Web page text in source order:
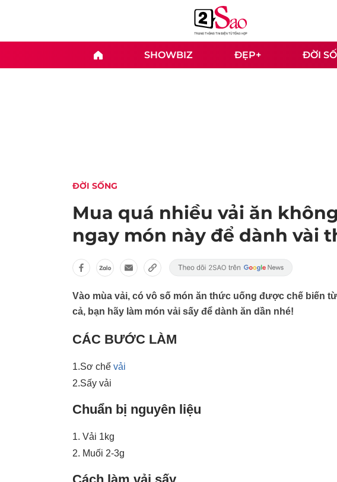
SHOWBIZ ĐẸP+ ĐỜI
ĐỜI SỐNG
Mua quá nhiều vải ăn
ngay món này để dành vài
Vào mùa vải, có vô số món ăn thức uống được chế biến
cả, bạn hãy làm món vải sấy để dành ăn dần nhé!
CÁC BƯỚC LÀM
1.Sơ chế vải
2.Sấy vải
Chuẩn bị nguyên liệu
1. Vải 1kg
2. Muối 2-3g